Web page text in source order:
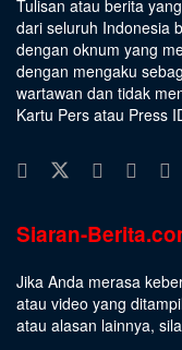
Tulisan atau berita
dari seluruh Indonesia
dengan oknum yang
dengan mengaku
wartawan dan tidak
Kartu Pers atau Press
Siaran-
Jika Anda merasa
atau video yang
atau alasan lainnya,